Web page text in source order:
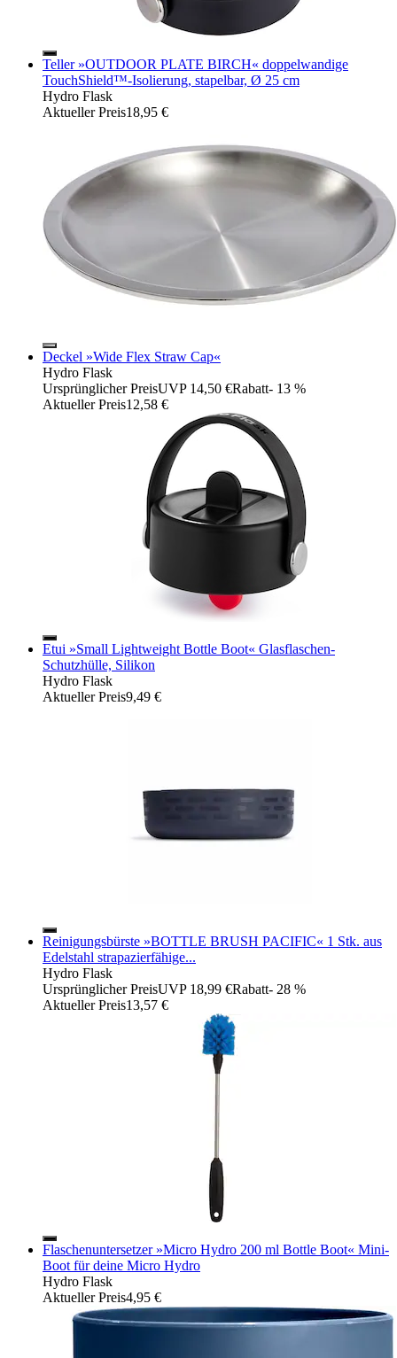
Teller »OUTDOOR PLATE BIRCH« doppelwandige
TouchShield™-Isolierung, stapelbar, Ø 25 cm
Hydro Flask
Aktueller Preis18,95 €
Deckel »Wide Flex Straw Cap«
Hydro Flask
Ursprünglicher PreisUVP 14,50 €Rabatt- 13 %
Aktueller Preis12,58 €
Etui »Small Lightweight Bottle Boot« Glasflaschen-
Schutzhülle, Silikon
Hydro Flask
Aktueller Preis9,49 €
Reinigungsbürste »BOTTLE BRUSH PACIFIC« 1 Stk. aus
Edelstahl strapazierfähige...
Hydro Flask
Ursprünglicher PreisUVP 18,99 €Rabatt- 28 %
Aktueller Preis13,57 €
Flaschenuntersetzer »Micro Hydro 200 ml Bottle Boot« Mini-
Boot für deine Micro Hydro
Hydro Flask
Aktueller Preis4,95 €